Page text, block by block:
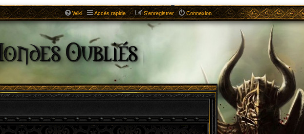
Wiki Accès rapide Connexion
S’enregistrer